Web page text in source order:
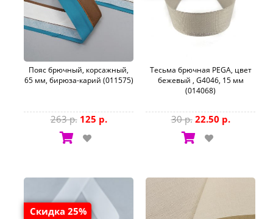
Пояс брючный, корсажный,
65 мм, бирюза-карий (011575)
263 р. 125 р.
Тесьма брючная PEGA, цвет
бежевый , G4046, 15 мм
(014068)
30 р. 22.50 р.
Скидка 25%